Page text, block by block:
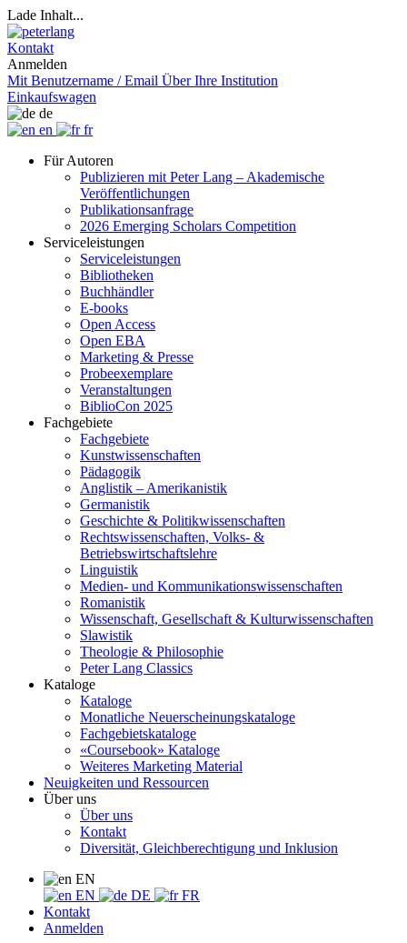
Lade Inhalt...
Kontakt
Anmelden
Mit Benutzername / Email Über Ihre Institution
Einkaufswagen
de
en
fr
Für Autoren
Publizieren mit Peter Lang – Akademische
Veröffentlichungen
Publikationsanfrage
2026 Emerging Scholars Competition
Serviceleistungen
Serviceleistungen
Bibliotheken
Buchhändler
E-books
Open Access
Open EBA
Marketing & Presse
Probeexemplare
Veranstaltungen
BiblioCon 2025
Fachgebiete
Fachgebiete
Kunstwissenschaften
Pädagogik
Anglistik – Amerikanistik
Germanistik
Geschichte & Politikwissenschaften
Rechtswissenschaften, Volks- &
Betriebswirtschaftslehre
Linguistik
Medien- und Kommunikationswissenschaften
Romanistik
Wissenschaft, Gesellschaft & Kulturwissenschaften
Slawistik
Theologie & Philosophie
Peter Lang Classics
Kataloge
Kataloge
Monatliche Neuerscheinungskataloge
Fachgebietskataloge
«Coursebook» Kataloge
Weiteres Marketing Material
Neuigkeiten und Ressourcen
Über uns
Über uns
Kontakt
Diversität, Gleichberechtigung und Inklusion
EN
EN
DE
FR
Kontakt
Anmelden